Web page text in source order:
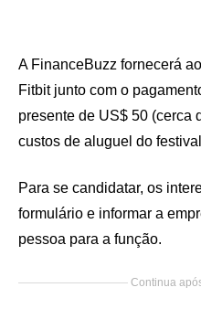
A FinanceBuzz fornecerá
Fitbit junto com o
presente de US$ 50 (cerca
custos de aluguel do
Para se candidatar, os
formulário e informar a
pessoa para a função.
Continua